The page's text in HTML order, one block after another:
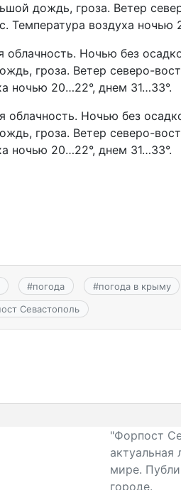
дождь, гроза. Ветер
Температура воздуха ночью
облачность. Ночью без
гроза. Ветер северо-
ночью 20…22°, днем 31…33°.
облачность. Ночью без
гроза. Ветер северо-
ночью 20…22°, днем 31…33°.
#погода #погода в крыму
Севастополь
"Форпост
мире.
городе.